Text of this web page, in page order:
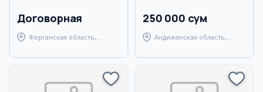
Договорная
Ферганская область,
250 000 сум
Андижанская область,